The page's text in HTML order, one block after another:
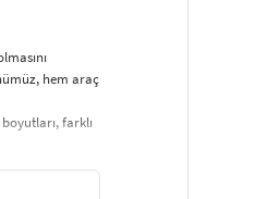
hem araç
boyutları, farklı
suya ve